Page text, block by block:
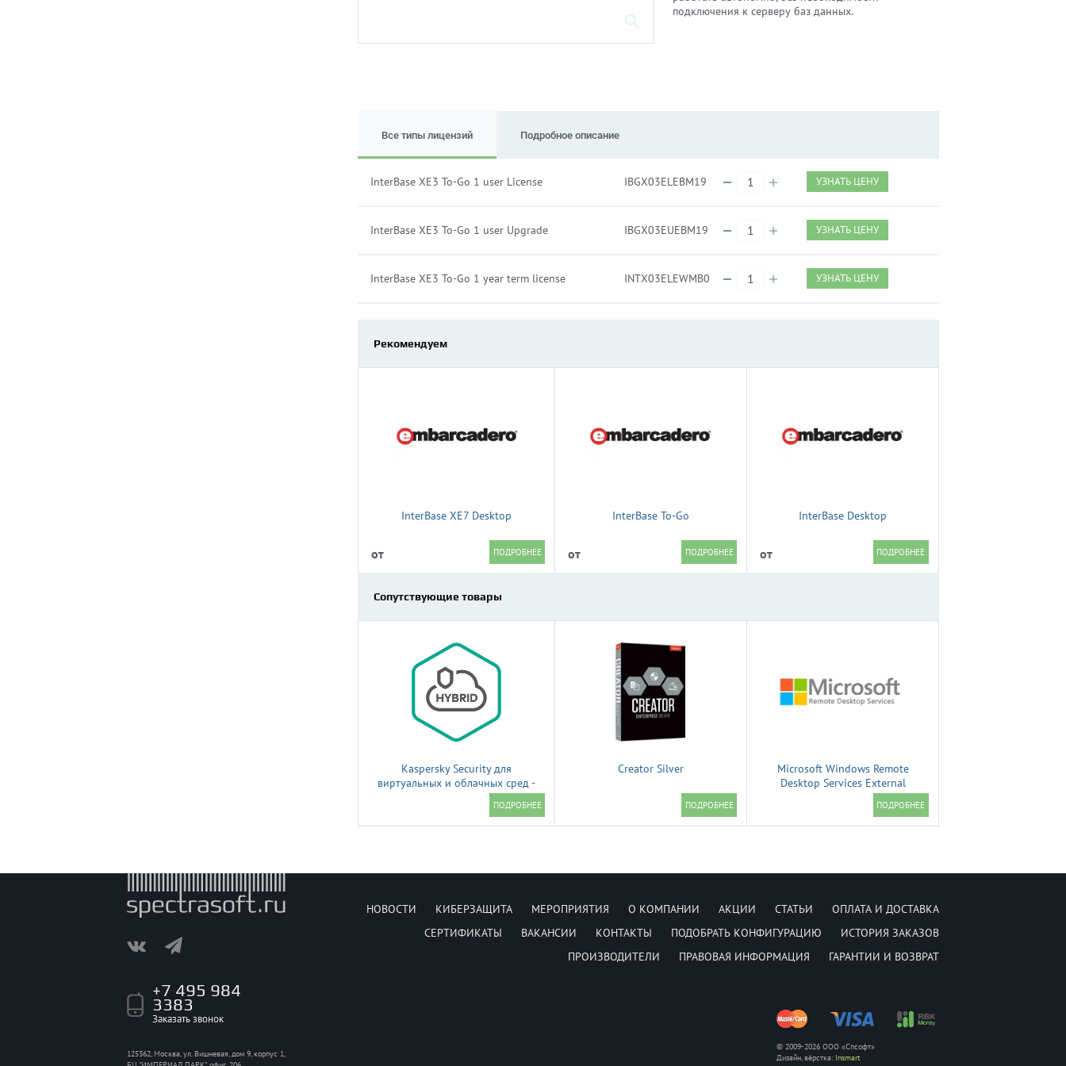
подключения к серверу баз данных.
Все типы лицензий Подробное описание
InterBase XE3 To-Go 1 user License IBGX03ELEBM19 УЗНАТЬ ЦЕНУ
InterBase XE3 To-Go 1 user Upgrade IBGX03EUEBM19 УЗНАТЬ ЦЕНУ
InterBase XE3 To-Go 1 year term license INTX03ELEWMB0 УЗНАТЬ ЦЕНУ
Рекомендуем
InterBase XE7 Desktop
от
InterBase To-Go
от
InterBase Desktop
от
Сопутствующие товары
Kaspersky Security для
виртуальных и облачных сред -
Enterprise Edition, CPU
Creator Silver
Microsoft Windows Remote
Desktop Services External
+7 495 984
3383
Заказать звонок
125362, Москва, ул. Вишневая, дом 9, корпус 1,
НОВОСТИ КИБЕРЗАЩИТА МЕРОПРИЯТИЯ О КОМПАНИИ АКЦИИ СТАТЬИ
ОПЛАТА И ДОСТАВКА
СЕРТИФИКАТЫ
ВАКАНСИИ КОНТАКТЫ ПОДОБРАТЬ КОНФИГУРАЦИЮ
ИСТОРИЯ ЗАКАЗОВ
ПРОИЗВОДИТЕЛИ
ПРАВОВАЯ ИНФОРМАЦИЯ ГАРАНТИИ И ВОЗВРАТ
© 2009-2026 ООО «Спсофт»
Дизайн, вёрстка: Insmart